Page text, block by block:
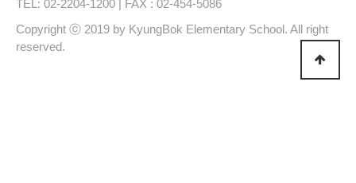
TEL: 02-2204-1200 | FAX : 02-454-5086
Copyright ⓒ 2019 by KyungBok Elementary School. All right
reserved.